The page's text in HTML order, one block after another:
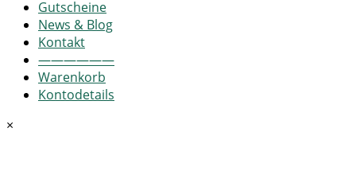
Gutscheine
News & Blog
Kontakt
——————
Warenkorb
Kontodetails
×